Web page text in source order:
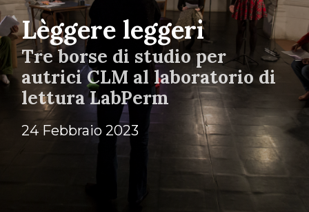
Lèggere leggeri
Tre borse di studio per
autrici CLM al laboratorio di
lettura LabPerm
24 Febbraio 2023